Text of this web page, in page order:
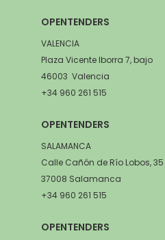
OPENTENDERS
VALENCIA
Plaza Vicente Iborra 7, bajo
46003 Valencia
+34 960 261 515
OPENTENDERS
SALAMANCA
Calle Cañón de Río Lobos, 35
37008 Salamanca
+34 960 261 515
OPENTENDERS